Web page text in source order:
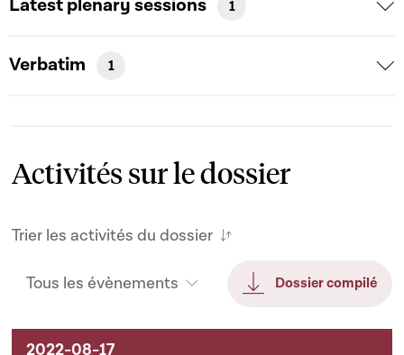
1
Verbatim 1
Activités sur le dossier
Trier les activités du dossier
Tous les évènements Dossier compilé
Activités sur le dossier